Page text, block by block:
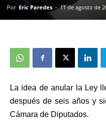
Por Eric Paredes - 11 de agosto de
La idea de anular la Ley
después de seis años y
Cámara de Diputados.